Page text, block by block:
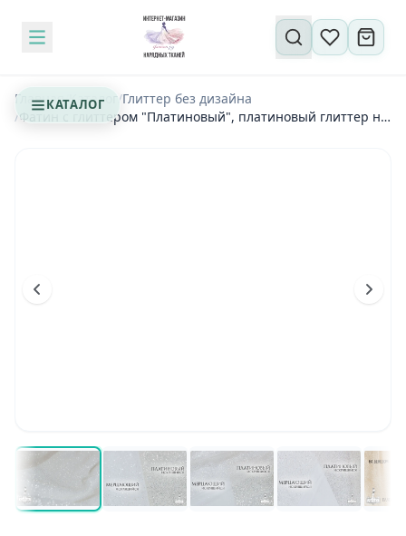
КАТАЛОГ
Поиск по сайту
Главная/Каталог/Глиттер без дизайна
/Фатин с глиттером "Платиновый", платиновый глиттер на